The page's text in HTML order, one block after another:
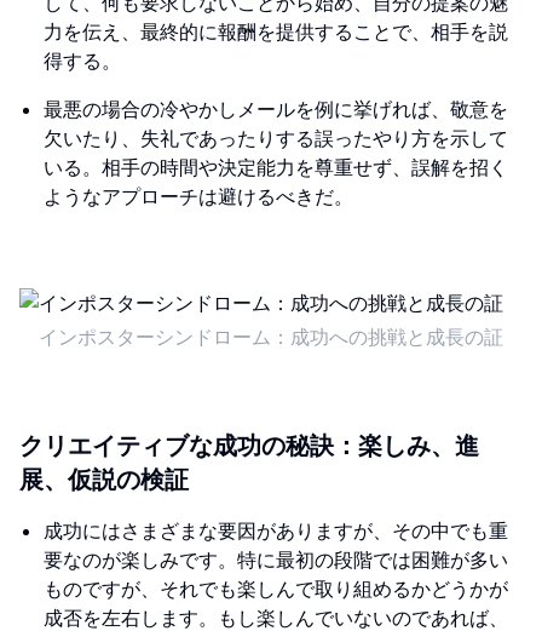
力を伝え、最終的に報酬を提供することで、相手を説
得する。
最悪の場合の冷やかしメールを例に挙げれば、敬意を
欠いたり、失礼であったりする誤ったやり方を示して
いる。相手の時間や決定能力を尊重せず、誤解を招く
ようなアプローチは避けるべきだ。
インポスターシンドローム：成功への挑戦と成長の証
クリエイティブな成功の秘訣：楽しみ、進
展、仮説の検証
成功にはさまざまな要因がありますが、その中でも重
要なのが楽しみです。特に最初の段階では困難が多い
ものですが、それでも楽しんで取り組めるかどうかが
成否を左右します。もし楽しんでいないのであれば、